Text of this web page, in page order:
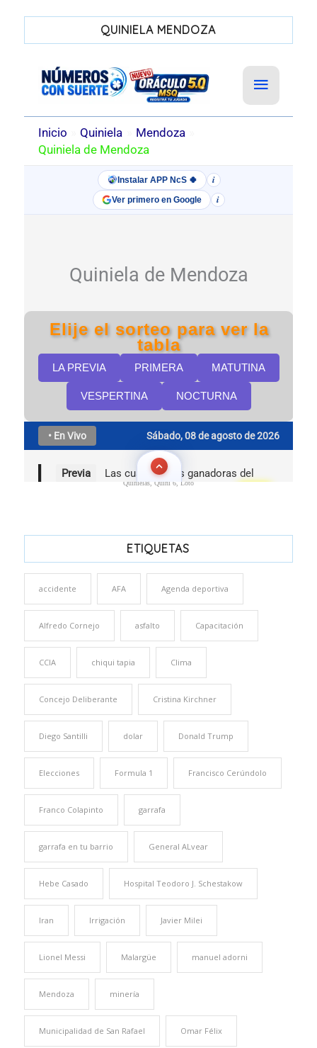
QUINIELA MENDOZA
Quinielas, Quini 6, Loto
ETIQUETAS
accidente AFA Agenda deportiva
Alfredo Cornejo asfalto Capacitación
CCIA chiqui tapia Clima
Concejo Deliberante Cristina Kirchner
Diego Santilli dolar Donald Trump
Elecciones Formula 1 Francisco Cerúndolo
Franco Colapinto garrafa
garrafa en tu barrio General ALvear
Hebe Casado Hospital Teodoro J. Schestakow
Iran Irrigación Javier Milei
Lionel Messi Malargüe manuel adorni
Mendoza minería
Municipalidad de San Rafael Omar Félix